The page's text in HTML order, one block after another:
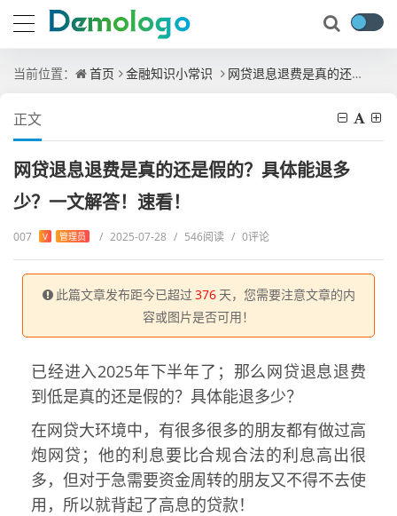
当前位置： 首页 金融知识小常识 网贷退息退费是真的还是假的？具体能退多少？一文解答！速看！
正文
网贷退息退费是真的还是假的？具体能退多
少？一文解答！速看！
007 V 管理员 / 2025-07-28 / 546阅读 / 0评论
此篇文章发布距今已超过 376 天，您需要注意文章的内
容或图片是否可用！
已经进入2025年下半年了；那么网贷退息退费
到低是真的还是假的？具体能退多少？
在网贷大环境中，有很多很多的朋友都有做过高
炮网贷；他的利息要比合规合法的利息高出很
多，但对于急需要资金周转的朋友又不得不去使
用，所以就背起了高息的贷款！